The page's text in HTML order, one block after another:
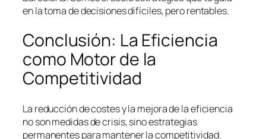
en la toma de decisiones difíciles, pero rentables.
Conclusión: La Eficiencia
como Motor de la
Competitividad
La reducción de costes y la mejora de la eficiencia
no son medidas de crisis, sino estrategias
permanentes para mantener la competitividad.